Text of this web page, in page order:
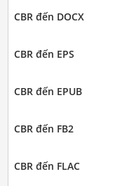
CBR đến DOCX
CBR đến EPS
CBR đến EPUB
CBR đến FB2
CBR đến FLAC